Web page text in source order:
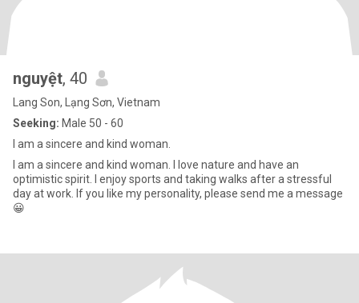
nguyệt, 40
Lang Son, Lạng Sơn, Vietnam
Seeking: Male 50 - 60
I am a sincere and kind woman.
I am a sincere and kind woman. I love nature and have an
optimistic spirit. I enjoy sports and taking walks after a stressful
day at work. If you like my personality, please send me a message
😀